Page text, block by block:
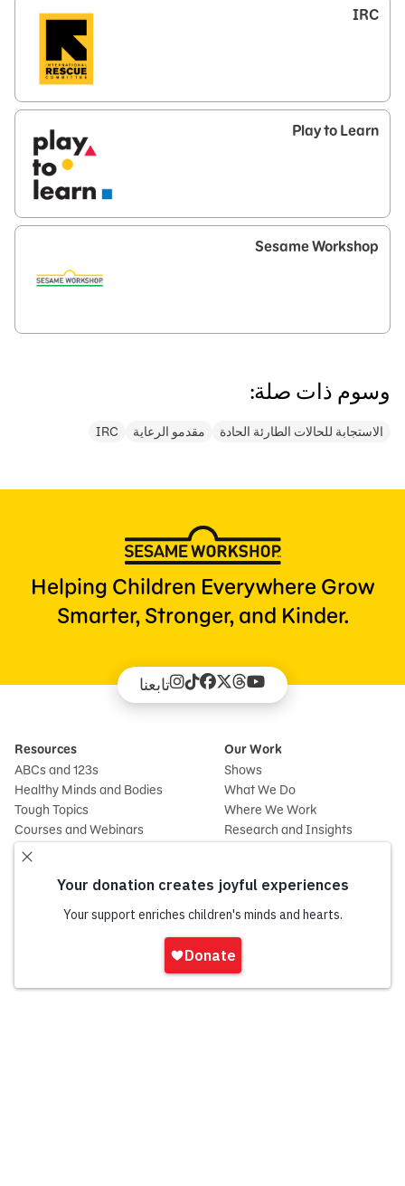
IRC
Play to Learn
Sesame Workshop
وسوم ذات صلة:
الاستجابة للحالات الطارئة الحادة مقدمو الرعاية IRC
Helping Children Everywhere Grow
Smarter, Stronger, and Kinder.
تابعنا
Resources
ABCs and 123s
Healthy Minds and Bodies
Tough Topics
Courses and Webinars
Games and Storybooks
Our Work
Shows
What We Do
Where We Work
Research and Insights
Entertainment
Sesame Street
Families
Joan Ganz Cooney Center